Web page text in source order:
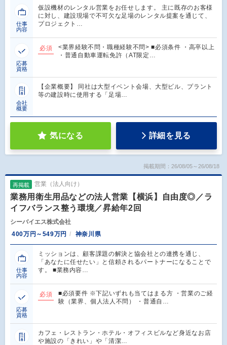
仕事
内容
仮設機材のレンタル営業をお任せします。 主に既存のお客様
に対し、建設現場で不可欠な足場のレンタル提案を通じて、
プロジェクト…
応募
資格
必須
<業界経験不問・職種経験不問> ■必須条件 ・高卒以上
・普通自動車運転免許（AT限定…
会社
概要
【企業概要】 同社は大型イベント会場、大型ビル、プラント
等の建設時に使用する「足場…
気になる 詳細を見る
掲載期間：26/08/05～26/08/18
再掲載 営業（法人向け）
業務用衛生用品などの法人営業【横浜】自由度◎／ラ
イフバランス整う環境／昇給年2回
シーバイエス株式会社
400万円～549万円
神奈川県
仕事
内容
ミッションは、顧客課題の解決と協会社との連携を通じ、
「あなたに任せたい」と信頼されるパートナーになることで
す。 ■業務内容…
応募
資格
必須
■必須要件 ※下記いずれも当てはまる方 ・営業のご経
験（業界、個人法人不問） ・普通自…
カフェ・レストラン・ホテル・オフィスビルなど身近なお店
や施設の「きれい」や「清潔…